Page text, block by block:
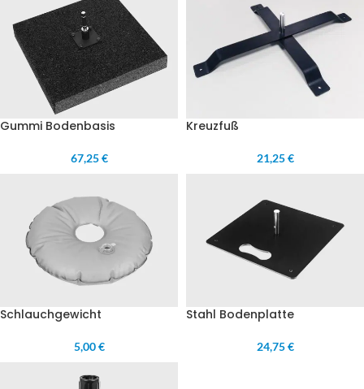
Gummi Bodenbasis
67,25 €
Kreuzfuß
21,25 €
Schlauchgewicht
5,00 €
Stahl Bodenplatte
24,75 €